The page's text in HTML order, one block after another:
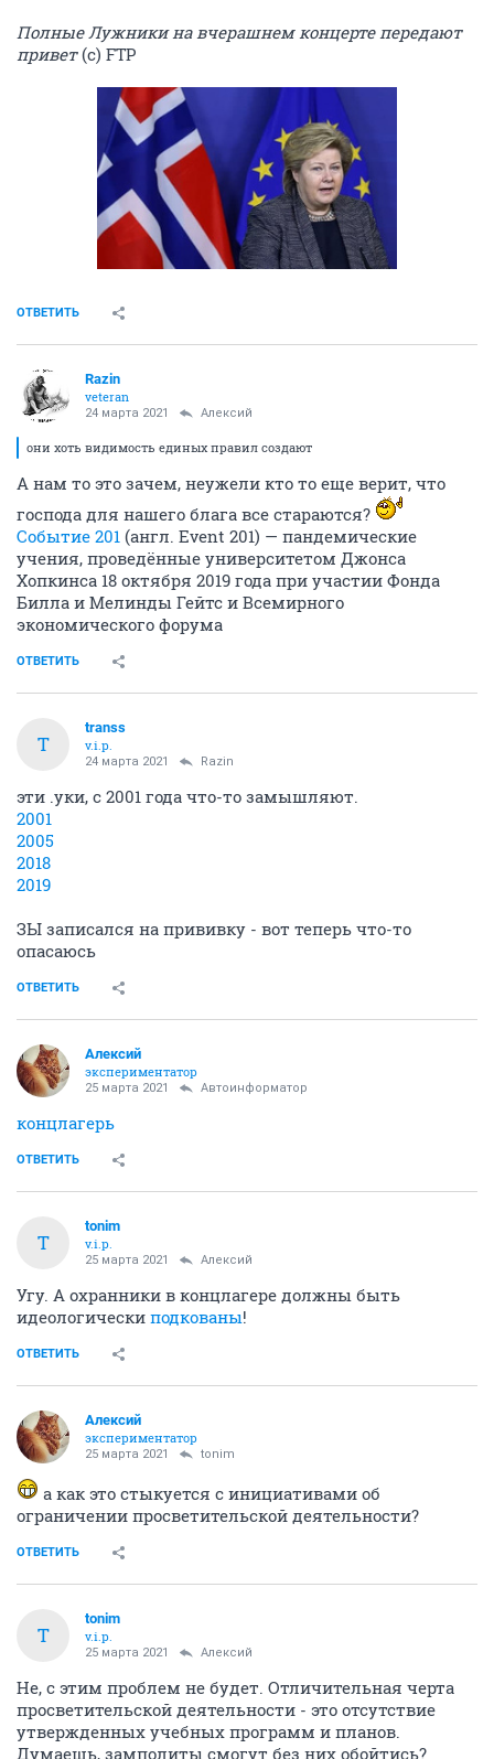
Полные Лужники на вчерашнем концерте передают
привет(с) FTP
ОТВЕТИТЬ
Razin
veteran
24 марта 2021 Алексий
они хоть видимость единых правил создают
А нам то это зачем, неужели кто то еще верит, что
господа для нашего блага все стараются?
Событие 201 (англ. Event 201) — пандемические
учения, проведённые университетом Джонса
Хопкинса 18 октября 2019 года при участии Фонда
Билла и Мелинды Гейтс и Всемирного
экономического форума
ОТВЕТИТЬ
T
transs
v.i.p.
24 марта 2021 Razin
эти .уки, с 2001 года что-то замышляют.
2001
2005
2018
2019
ЗЫ записался на прививку - вот теперь что-то
опасаюсь
ОТВЕТИТЬ
Алексий
экспериментатор
25 марта 2021 Автоинформатор
концлагерь
ОТВЕТИТЬ
T
tonim
v.i.p.
25 марта 2021 Алексий
Угу. А охранники в концлагере должны быть
идеологически подкованы!
ОТВЕТИТЬ
Алексий
экспериментатор
25 марта 2021 tonim
а как это стыкуется с инициативами об
ограничении просветительской деятельности?
ОТВЕТИТЬ
T
tonim
v.i.p.
25 марта 2021 Алексий
Не, с этим проблем не будет. Отличительная черта
просветительской деятельности - это отсутствие
утвержденных учебных программ и планов.
Думаешь, замполиты смогут без них обойтись?